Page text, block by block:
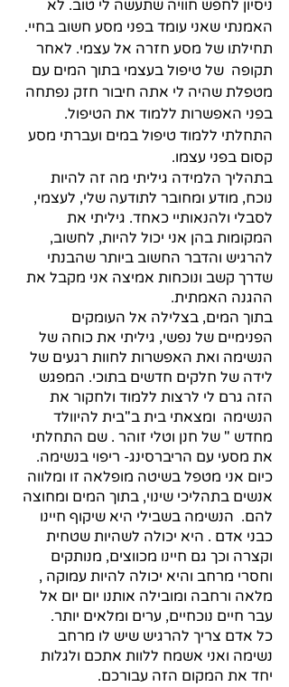
ניסיון לחפש חוויה שתעשה לי טוב. לא
האמנתי שאני עומד בפני מסע חשוב בחיי.
תחילתו של מסע חזרה אל עצמי. לאחר
תקופה  של טיפול בעצמי בתוך המים עם
מטפלת שהיה לי אתה חיבור חזק נפתחה
בפני האפשרות ללמוד את הטיפול.
התחלתי ללמוד טיפול במים ועברתי מסע
קסום בפני עצמו.
בתהליך הלמידה גיליתי מה זה להיות
נוכח, מודע ומחובר לתודעה שלי, לעצמי,
לסבלי ולהנאותיי כאחד. גיליתי את
המקומות בהן אני יכול להיות, לחשוב,
להרגיש והדבר החשוב ביותר שהבנתי
שדרך קשב ונוכחות אמיצה אני מקבל את
ההגנה האמתית.
בתוך המים, בצלילה אל העומקים
הפנימיים של נפשי, גיליתי את כוחה של
הנשימה ואת האפשרות לחוות רגעים של
לידה של חלקים חדשים בתוכי. המפגש
הזה גרם לי לרצות ללמוד ולחקור את
הנשימה  ומצאתי בית ב"בית להיוולד
מחדש " של חנן וטלי זוהר . שם התחלתי
את מסעי עם הריברסינג- ריפוי בנשימה.
כיום אני מטפל בשיטה מופלאה זו ומלווה
אנשים בתהליכי שינוי, בתוך המים ומחוצה
להם.  הנשימה בשבילי היא שיקוף חיינו
כבני אדם . היא יכולה לשהיות שטחית
וקצרה וכך גם חיינו מכווצים, מנותקים
וחסרי מרחב והיא יכולה להיות עמוקה ,
מלאה ורחבה ומובילה אותנו יום יום אל
עבר חיים נוכחיים, ערים ומלאים יותר.
כל אדם צריך להרגיש שיש לו מרחב
נשימה ואני אשמח ללוות אתכם ולגלות
יחד את המקום הזה עבורכם.